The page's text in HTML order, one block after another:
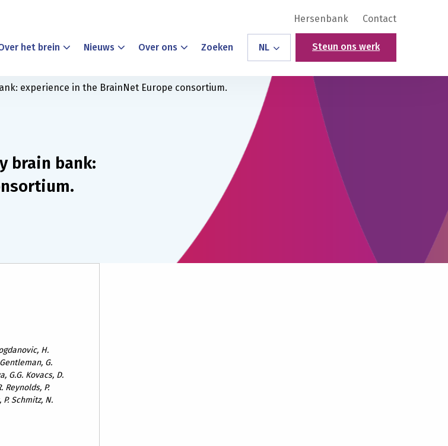
Hersenbank Contact
het brein Nieuws Over ons Zoeken NL Steun ons werk
experience in the BrainNet Europe consortium.
brain bank:
H.
G.
G.G. Kovacs, D.
Reynolds, P.
Schmitz, N.